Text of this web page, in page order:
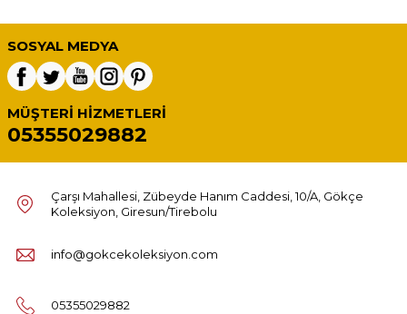
SOSYAL MEDYA
MÜŞTERI HIZMETLERI
05355029882
Çarşı Mahallesi, Zübeyde Hanım Caddesi, 10/A, Gökçe
Koleksiyon, Giresun/Tirebolu
info@gokcekoleksiyon.com
05355029882